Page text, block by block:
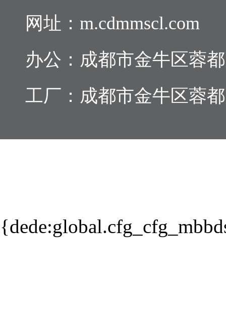
网址：m.cdmmscl.com
办公：成都市金牛区蓉
工厂：成都市金牛区蓉